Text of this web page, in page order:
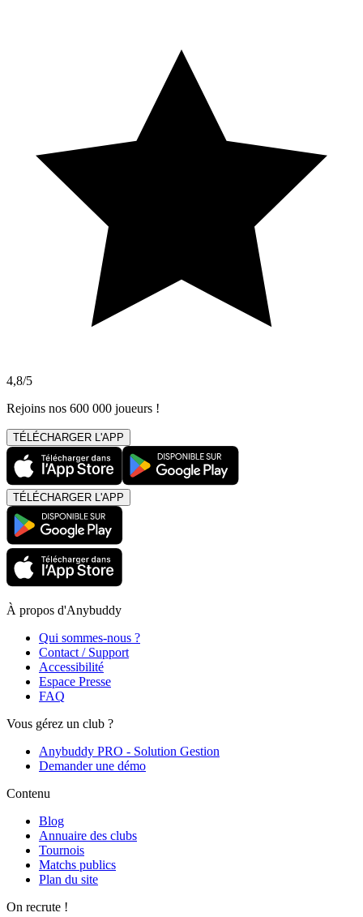
4,8/5
Rejoins nos 600 000 joueurs !
TÉLÉCHARGER L'APP
TÉLÉCHARGER L'APP
À propos d'Anybuddy
Qui sommes-nous ?
Contact / Support
Accessibilité
Espace Presse
FAQ
Vous gérez un club ?
Anybuddy PRO - Solution Gestion
Demander une démo
Contenu
Blog
Annuaire des clubs
Tournois
Matchs publics
Plan du site
On recrute !